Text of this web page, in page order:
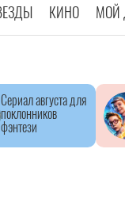
КИНО МОЙ
Сериал августа для
поклонников
фэнтези